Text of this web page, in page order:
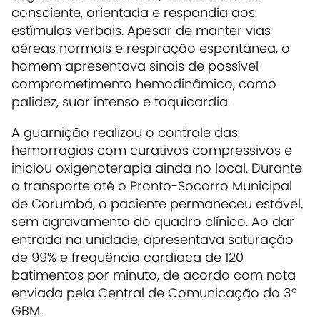
consciente, orientada e respondia aos
estímulos verbais. Apesar de manter vias
aéreas normais e respiração espontânea, o
homem apresentava sinais de possível
comprometimento hemodinâmico, como
palidez, suor intenso e taquicardia.
A guarnição realizou o controle das
hemorragias com curativos compressivos e
iniciou oxigenoterapia ainda no local. Durante
o transporte até o Pronto-Socorro Municipal
de Corumbá, o paciente permaneceu estável,
sem agravamento do quadro clínico. Ao dar
entrada na unidade, apresentava saturação
de 99% e frequência cardíaca de 120
batimentos por minuto, de acordo com nota
enviada pela Central de Comunicação do 3º
GBM.